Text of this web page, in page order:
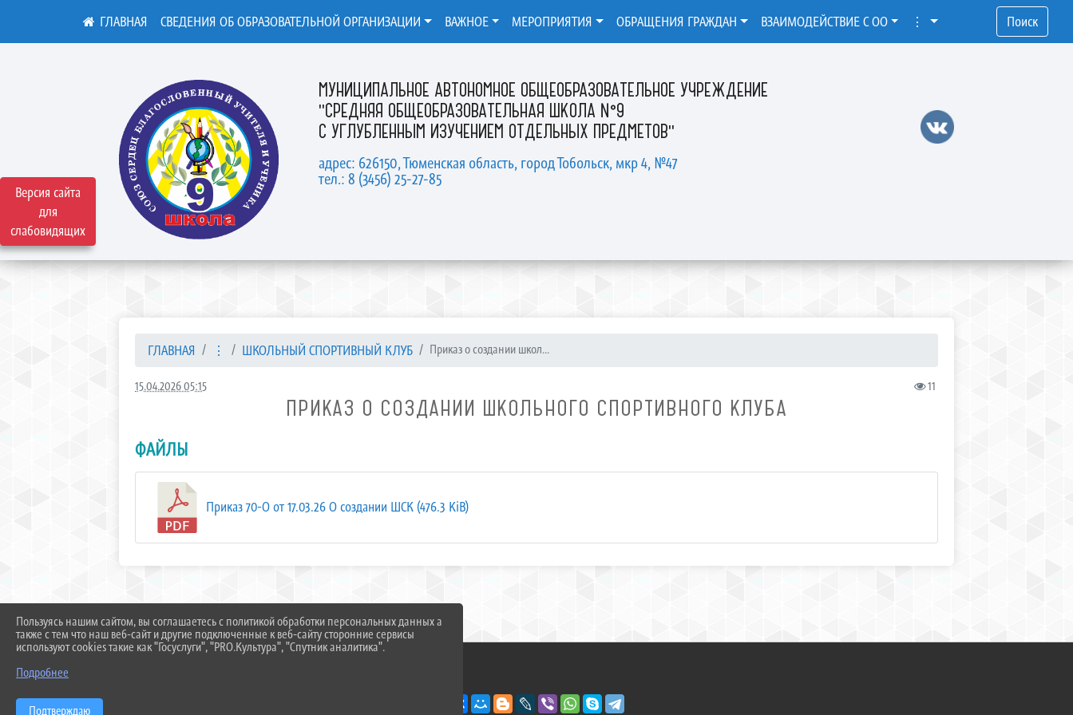
Версия сайта
для
слабовидящих
МУНИЦИПАЛЬНОЕ АВТОНОМНОЕ ОБЩЕОБРАЗОВАТЕЛЬНОЕ УЧРЕЖДЕНИЕ
"СРЕДНЯЯ ОБЩЕОБРАЗОВАТЕЛЬНАЯ ШКОЛА №9
С УГЛУБЛЕННЫМ ИЗУЧЕНИЕМ ОТДЕЛЬНЫХ ПРЕДМЕТОВ"
адрес: 626150, Тюменская область, город Тобольск, мкр 4, №47
тел.: 8 (3456) 25-27-85
СВЕДЕНИЯ ОБ ОБРАЗОВАТЕЛЬНОЙ ОРГАНИЗАЦИИ ВАЖНОЕ МЕРОПРИЯТИЯ ОБРАЩЕНИЯ ГРАЖДАН ВЗАИМОДЕЙСТВИЕ С ОО ⋮ Поиск
ГЛАВНАЯ ⋮ ШКОЛЬНЫЙ СПОРТИВНЫЙ КЛУБ Приказ о создании школ...
15.04.2026 05:15 11
ПРИКАЗ О СОЗДАНИИ ШКОЛЬНОГО СПОРТИВНОГО КЛУБА
ФАЙЛЫ
Приказ 70-О от 17.03.26 О создании ШСК (476.3 KiB)
Пользуясь нашим сайтом, вы соглашаетесь с политикой обработки персональных данных а
также с тем что наш веб-сайт и другие подключенные к веб-сайту сторонние сервисы
используют cookies такие как "Госуслуги", "PRO.Культура", "Спутник аналитика".
Подробнее
Подтверждаю